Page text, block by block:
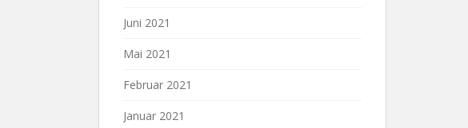
Juni 2021
Mai 2021
Februar 2021
Januar 2021